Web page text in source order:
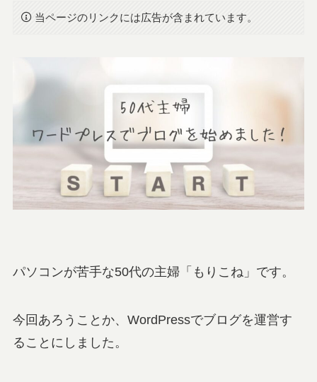
当ページのリンクには広告が含まれています。
パソコンが苦手な50代の主婦「もりこね」です。
今回あろうことか、WordPressでブログを運営す
ることにしました。